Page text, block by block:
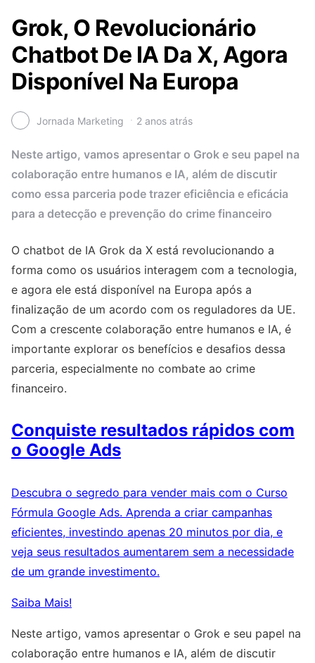
Grok, O Revolucionário
Chatbot De IA Da X, Agora
Disponível Na Europa
Jornada Marketing 2 anos atrás
Neste artigo, vamos apresentar o Grok e seu papel na
colaboração entre humanos e IA, além de discutir
como essa parceria pode trazer eficiência e eficácia
para a detecção e prevenção do crime financeiro
O chatbot de IA Grok da X está revolucionando a
forma como os usuários interagem com a tecnologia,
e agora ele está disponível na Europa após a
finalização de um acordo com os reguladores da UE.
Com a crescente colaboração entre humanos e IA, é
importante explorar os benefícios e desafios dessa
parceria, especialmente no combate ao crime
financeiro.
Conquiste resultados rápidos com
o Google Ads
Descubra o segredo para vender mais com o Curso
Fórmula Google Ads. Aprenda a criar campanhas
eficientes, investindo apenas 20 minutos por dia, e
veja seus resultados aumentarem sem a necessidade
de um grande investimento.
Saiba Mais!
Neste artigo, vamos apresentar o Grok e seu papel na
colaboração entre humanos e IA, além de discutir